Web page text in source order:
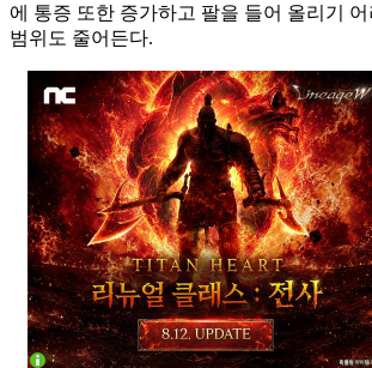
에 통증 또한 증가하고 팔을 들어 올리기
범위도 줄어든다.